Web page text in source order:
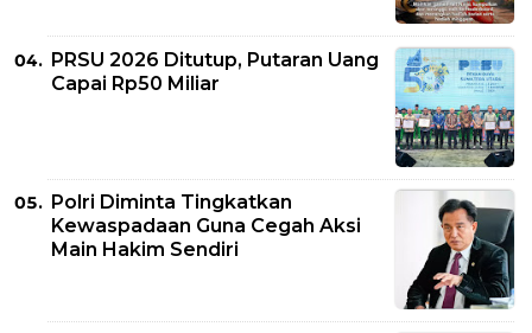
PRSU 2026 Ditutup, Putaran Uang
Capai Rp50 Miliar
Polri Diminta Tingkatkan
Kewaspadaan Guna Cegah Aksi
Main Hakim Sendiri